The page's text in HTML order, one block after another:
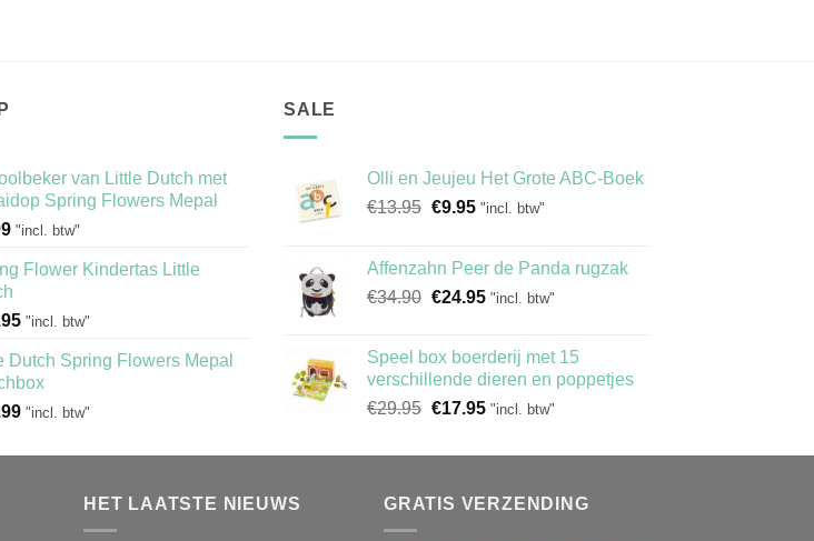
van Little Dutch met
Spring Flowers Mepal
"incl. btw"
Flower Kindertas Little
"incl. btw"
Dutch Spring Flowers Mepal
"incl. btw"
SALE
Olli en Jeujeu Het Grote ABC-Boek
€13.95 Oorspronkelijke
€13.95.
€9.95Huidige
€9.95.
"incl. btw"
Affenzahn Peer de Panda rugzak
€34.90 Oorspronkelijke
€34.90.
€24.95Huidige
€24.95.
"incl. btw"
Speel box boerderij met 15
verschillende dieren en poppetjes
€29.95 Oorspronkelijke
was:
€17.95Huidige
is:
"incl. btw"
HET LAATSTE NIEUWS GRATIS VERZENDING